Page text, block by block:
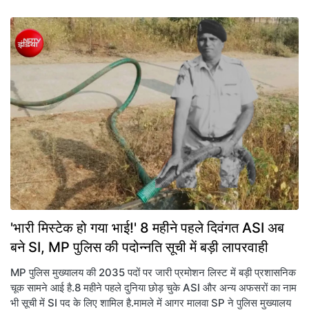
'भारी मिस्टेक हो गया भाई!' 8 महीने पहले दिवंगत ASI अब
बने SI, MP पुलिस की पदोन्नति सूची में बड़ी लापरवाही
MP पुलिस मुख्यालय की 2035 पदों पर जारी प्रमोशन लिस्ट में बड़ी प्रशासनिक
चूक सामने आई है.8 महीने पहले दुनिया छोड़ चुके ASI और अन्य अफसरों का नाम
भी सूची में SI पद के लिए शामिल है.मामले में आगर मालवा SP ने पुलिस मुख्यालय